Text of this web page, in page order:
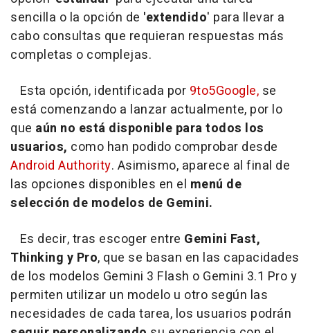
sencilla o la opción de 'extendido' para llevar a
cabo consultas que requieran respuestas más
completas o complejas.
Esta opción, identificada por 9to5Google, se
está comenzando a lanzar actualmente, por lo
que aún no está disponible para todos los
usuarios, como han podido comprobar desde
Android Authority. Asimismo, aparece al final de
las opciones disponibles en el menú de
selección de modelos de Gemini.
Es decir, tras escoger entre Gemini Fast,
Thinking y Pro, que se basan en las capacidades
de los modelos Gemini 3 Flash o Gemini 3.1 Pro y
permiten utilizar un modelo u otro según las
necesidades de cada tarea, los usuarios podrán